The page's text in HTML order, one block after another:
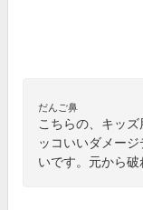
だんご鼻
こちらの、キッ
ッコいいダメー
いです。元から